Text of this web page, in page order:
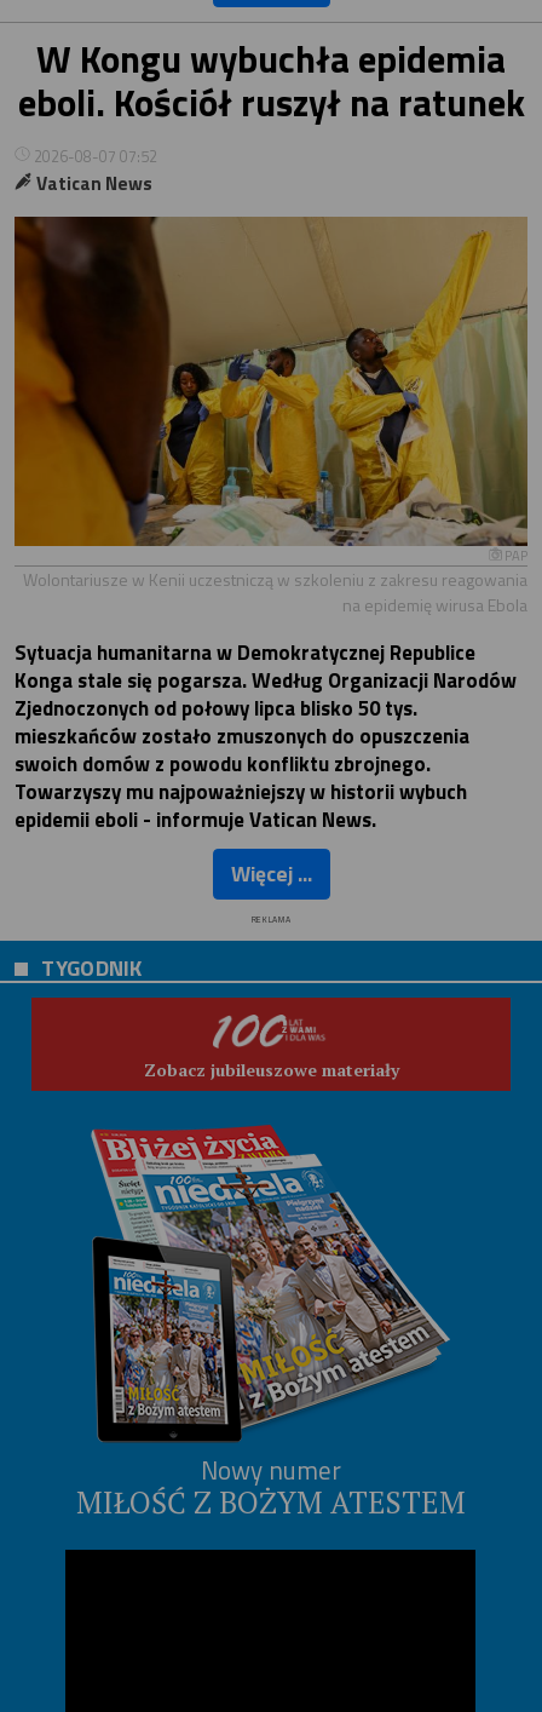
W Kongu wybuchła epidemia
eboli. Kościół ruszył na ratunek
2026-08-07 07:52
Vatican News
PAP
Wolontariusze w Kenii uczestniczą w szkoleniu z zakresu reagowania
na epidemię wirusa Ebola
Sytuacja humanitarna w Demokratycznej Republice
Konga stale się pogarsza. Według Organizacji Narodów
Zjednoczonych od połowy lipca blisko 50 tys.
mieszkańców zostało zmuszonych do opuszczenia
swoich domów z powodu konfliktu zbrojnego.
Towarzyszy mu najpoważniejszy w historii wybuch
epidemii eboli - informuje Vatican News.
Więcej ...
REKLAMA
TYGODNIK
Zobacz jubileuszowe materiały
Nowy numer
MIŁOŚĆ Z BOŻYM ATESTEM